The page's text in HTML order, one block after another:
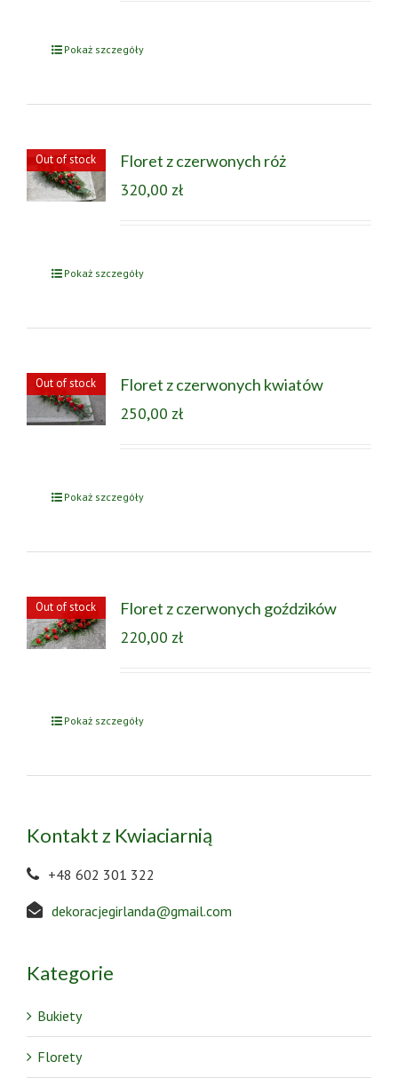
Pokaż szczegóły
Out of stock Floret z czerwonych róż
320,00 zł
Pokaż szczegóły
Out of stock Floret z czerwonych kwiatów
250,00 zł
Pokaż szczegóły
Out of stock Floret z czerwonych goździków
220,00 zł
Pokaż szczegóły
Kontakt z Kwiaciarnią
+48 602 301 322
dekoracjegirlanda@gmail.com
Kategorie
Bukiety
Florety